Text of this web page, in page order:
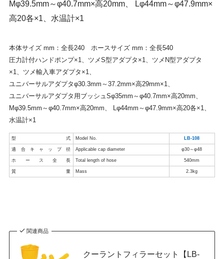
Mφ39.5mm～φ40.7mm×高20mm、 Lφ44mm～φ47.9mm×
高20各×1、水温計×1
本体サイズ mm：全長240 ホースサイズ mm：全長540
圧力計付ハンドポンプ×1、ツメS型アダプタ×1、ツメN型アダプタ
×1、ツメ輸入車アダプタ×1、
ユニバーサルアダプタφ30.3mm～37.2mm×高29mm×1、
ユニバーサルアダプタ用ブッシュSφ35mm～φ40.7mm×高20mm、
Mφ39.5mm～φ40.7mm×高20mm、 Lφ44mm～φ47.9mm×高20各×1、
水温計×1
型式 Model No. LB-108
適合キャップ径 Applicable cap diameter φ30～φ48
ホース全長 Total length of hose 540mm
質量 Mass 2.3kg
関連商品
クーラントフィラーセット【LB-